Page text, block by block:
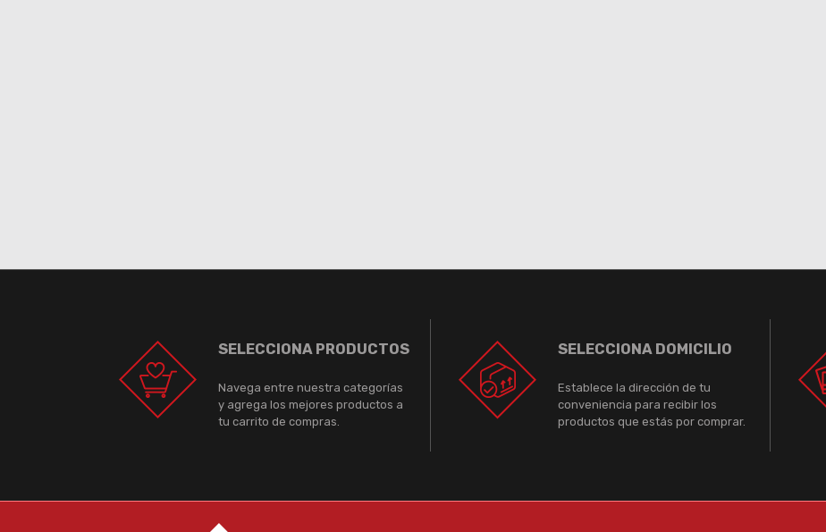
SELECCIONA PRODUCTOS
Navega entre nuestra categorías
y agrega los mejores productos a
tu carrito de compras.
SELECCIONA DOMICILIO
Establece la dirección de tu
conveniencia para recibir los
productos que estás por comprar.